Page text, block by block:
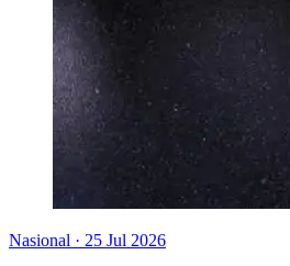
Nasional · 25 Jul 2026